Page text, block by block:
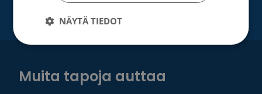
Muita tapoja auttaa
NÄYTÄ TIEDOT